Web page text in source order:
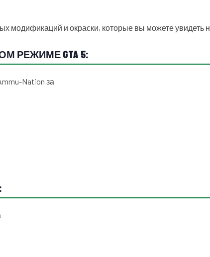
модификаций и окраски, которые вы можете увидеть
РЕЖИМЕ GTA 5:
Nation за